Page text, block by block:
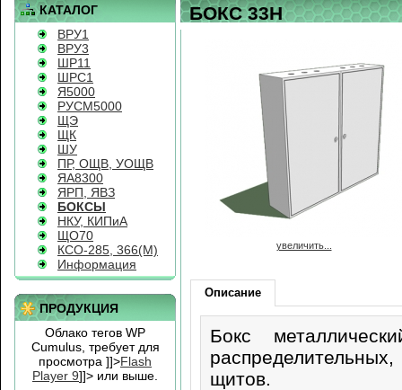
КАТАЛОГ
ВРУ1
ВРУ3
ШР11
ШРС1
Я5000
РУСМ5000
ЩЭ
ЩК
ШУ
ПР, ОЩВ, УОЩВ
ЯА8300
ЯРП, ЯВЗ
БОКСЫ
НКУ, КИПиА
ЩО70
КСО-285, 366(М)
Информация
ПРОДУКЦИЯ
Облако тегов WP
Cumulus, требует для
просмотра ]]>Flash
Player 9]]> или выше.
БОКС 33Н
увеличить...
Описание
Бокс
щитов.